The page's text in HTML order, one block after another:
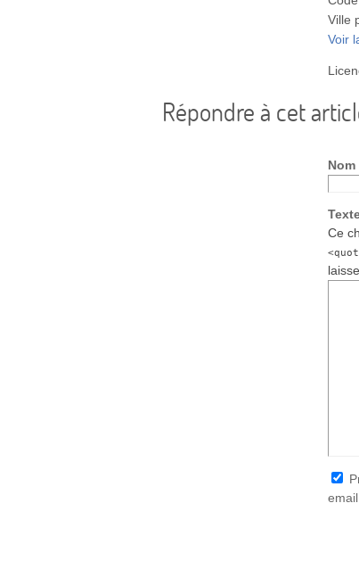
Ville
Voir
Répondre à cet
Nom
Ce
email